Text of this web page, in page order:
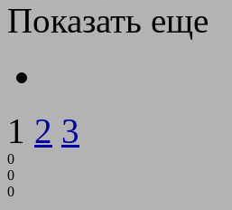
Показать еще
1 2 3
0
0
0